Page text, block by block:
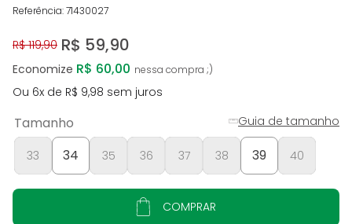
Referência:71430027
R$ 119,90 R$ 59,90
Economize R$ 60,00
Ou 6x de R$ 9,98 sem juros
Tamanho
33 34 35 36 37 38 39 40
Guia de tamanho
COMPRAR